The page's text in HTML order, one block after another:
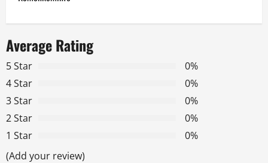
n
a
v
i
g
a
Average Rating
5 Star
0%
4 Star
0%
3 Star
0%
2 Star
0%
1 Star
0%
(Add your review)